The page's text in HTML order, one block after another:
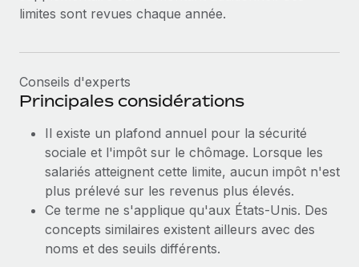
En savoir plus
répartis dans 19 pays grâce à Remote
Phiture, un leader notable du conseil en matière de
croissance mobile internationale, encourage les...
En savoir plus
limites sont revues chaque année.
Conseils d'experts
Principales considérations
Il existe un plafond annuel pour la sécurité
sociale et l'impôt sur le chômage. Lorsque les
salariés atteignent cette limite, aucun impôt n'est
plus prélevé sur les revenus plus élevés.
Ce terme ne s'applique qu'aux États-Unis. Des
concepts similaires existent ailleurs avec des
noms et des seuils différents.